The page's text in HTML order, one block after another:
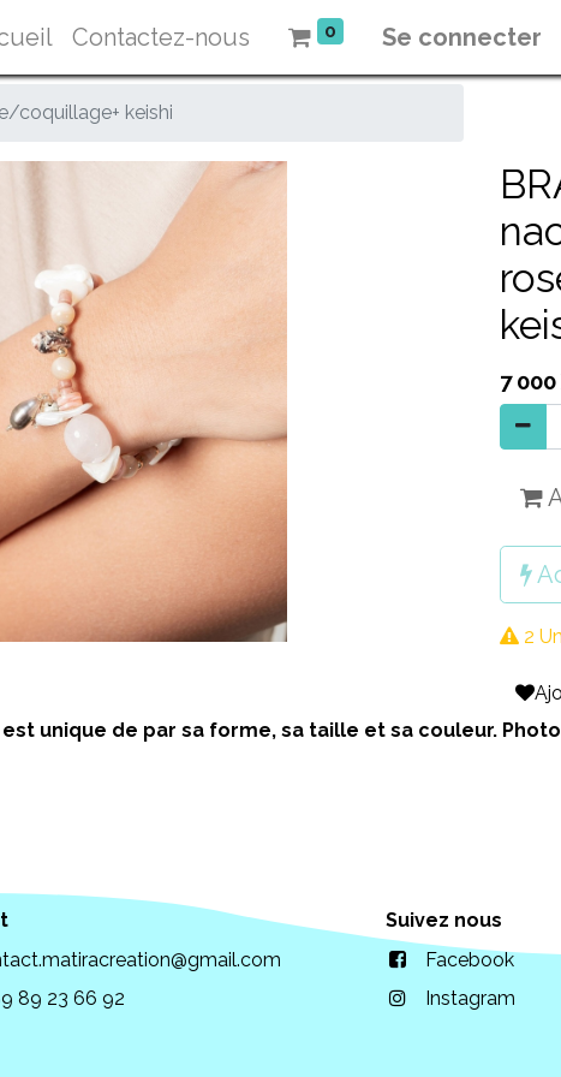
Contactez-nous 0 Se connecter
coquillage+ keishi
7 000
2
unique de par sa forme, sa taille et sa couleur.
89 23 66 92
Suivez nous
Facebook
Instagram